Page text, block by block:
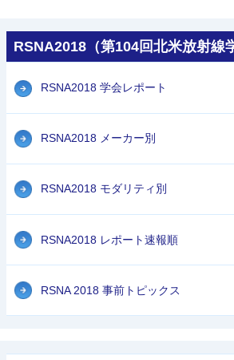
RSNA2018（第104回北米放射線
RSNA2018 学会レポート
RSNA2018 メーカー別
RSNA2018 モダリティ別
RSNA2018 レポート速報順
RSNA 2018 事前トピックス